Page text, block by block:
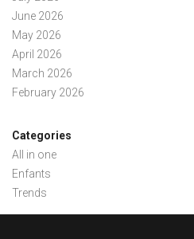
June 2026
May 2026
April 2026
March 2026
February 2026
Categories
All in one
Enfants
Trends